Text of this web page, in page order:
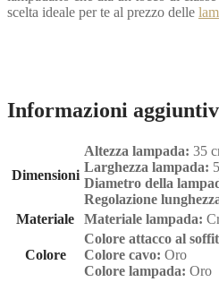
scelta ideale per te al prezzo delle
Informazioni
Dimensioni
Altezza lampada: 35
Larghezza lampada:
Diametro della
Regolazione
Materiale
Materiale lampada:
Colore
Colore attacco al
Colore cavo: Oro
Colore lampada: Oro